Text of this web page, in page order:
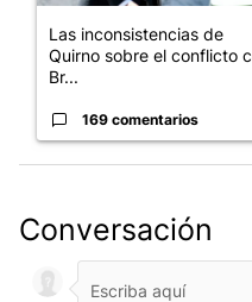
Las inconsistencias de
Quirno sobre el conflicto
Br...
169 comentarios
Conversación